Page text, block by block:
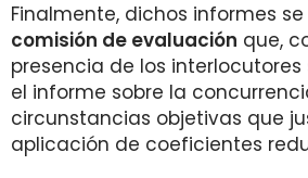
Finalmente, dichos informes
comisión de evaluación que,
presencia de los
el informe sobre la
circunstancias objetivas que
aplicación de coeficientes